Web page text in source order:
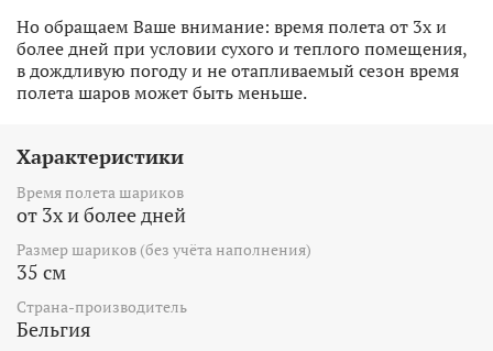
Но обращаем Ваше внимание: время полета от 3х и
более дней при условии сухого и теплого помещения,
в дождливую погоду и не отапливаемый сезон время
полета шаров может быть меньше.
Характеристики
Время полета шариков
от 3х и более дней
Размер шариков (без учёта наполнения)
35 см
Страна-производитель
Бельгия